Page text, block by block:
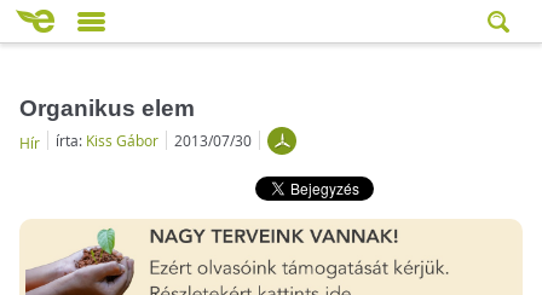
Organikus elem
Hír írta: Kiss Gábor 2013/07/30